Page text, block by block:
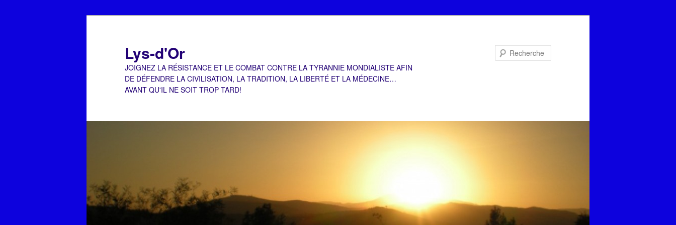
Lys-d'Or
JOIGNEZ LA RÉSISTANCE ET LE COMBAT CONTRE LA TYRANNIE MONDIALISTE AFIN
DE DÉFENDRE LA CIVILISATION, LA TRADITION, LA LIBERTÉ ET LA MÉDECINE…
AVANT QU'IL NE SOIT TROP TARD!